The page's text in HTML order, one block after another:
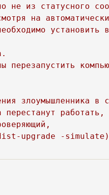
из статусного
на
установить
злоумышленника
dist-upgrade -